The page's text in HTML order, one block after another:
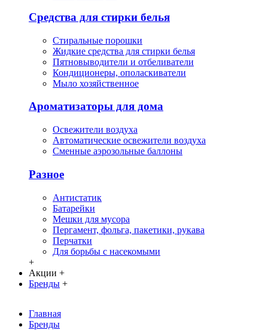
Средства для стирки белья
Стиральные порошки
Жидкие средства для стирки белья
Пятновыводители и отбеливатели
Кондиционеры, ополаскиватели
Мыло хозяйственное
Ароматизаторы для дома
Освежители воздуха
Автоматические освежители воздуха
Сменные аэрозольные баллоны
Разное
Антистатик
Батарейки
Мешки для мусора
Пергамент, фольга, пакетики, рукава
Перчатки
Для борьбы с насекомыми
+
Акции +
Бренды +
Главная
Бренды